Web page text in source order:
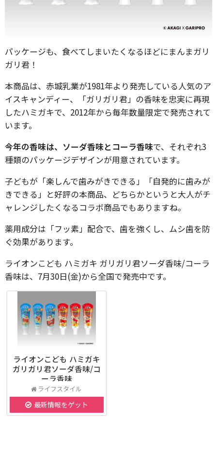
パッケージも、食べてしまいたくなるほどにまんまガリ
ガリ君！
本商品は、赤城乳業が1981年より発売している人気のア
イスキャンディー、「ガリガリ君」の香味を忠実に再現
したハミガキで、2012年から毎年数量限定で発売されて
います。
今年の香味は、ソーダ香味とコーラ香味で、それぞれ3
種類のパッケージデザインが用意されています。
子どもが「楽しんで歯みがきできる」「自発的に歯みが
きできる」と好評の本商品、どちらかというと大人がチ
ャレンジしたくなるコラボ商品でもありますね。
薬用成分は「フッ素」配合で、歯を強くし、ムシ歯を防
ぐ効果があります。
ライオンこども ハミガキ ガリガリ君ソーダ香味/コーラ
香味は、7月30日(金)から全国で発売中です。
ライオンこども ハミガキ
ガリガリ君ソーダ香味/コ
ーラ香味
ライフスタイル
最新情報をゲット